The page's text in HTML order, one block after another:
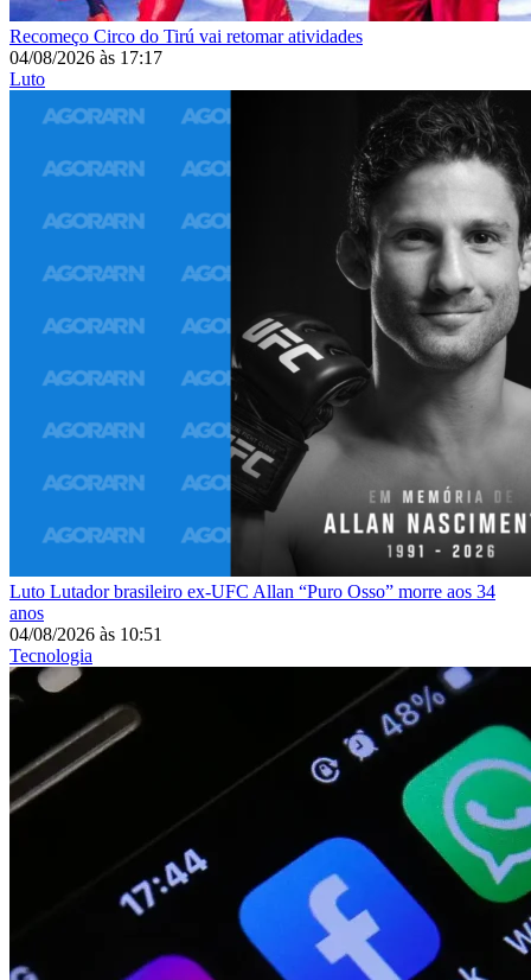
Recomeço Circo do Tirú vai retomar atividades
04/08/2026 às 17:17
Luto
Luto Lutador brasileiro ex-UFC Allan “Puro Osso” morre aos 34
anos
04/08/2026 às 10:51
Tecnologia